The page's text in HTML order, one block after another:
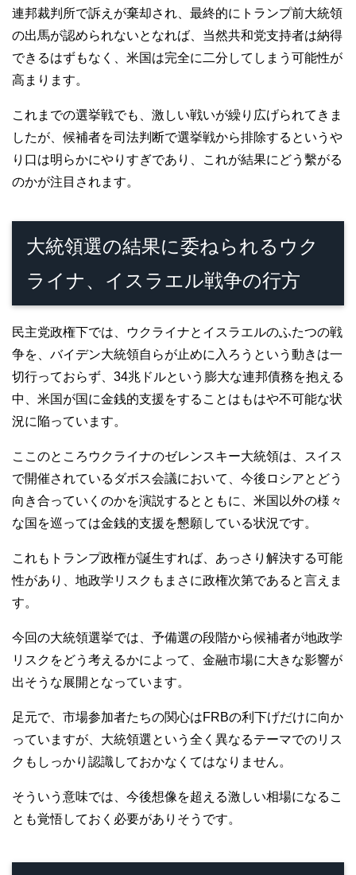
連邦裁判所で訴えが棄却され、最終的にトランプ前大統領
の出馬が認められないとなれば、当然共和党支持者は納得
できるはずもなく、米国は完全に二分してしまう可能性が
高まります。
これまでの選挙戦でも、激しい戦いが繰り広げられてきま
したが、候補者を司法判断で選挙戦から排除するというや
り口は明らかにやりすぎであり、これが結果にどう繫がる
のかが注目されます。
大統領選の結果に委ねられるウク
ライナ、イスラエル戦争の行方
民主党政権下では、ウクライナとイスラエルのふたつの戦
争を、バイデン大統領自らが止めに入ろうという動きは一
切行っておらず、34兆ドルという膨大な連邦債務を抱える
中、米国が国に金銭的支援をすることはもはや不可能な状
況に陥っています。
ここのところウクライナのゼレンスキー大統領は、スイス
で開催されているダボス会議において、今後ロシアとどう
向き合っていくのかを演説するとともに、米国以外の様々
な国を巡っては金銭的支援を懇願している状況です。
これもトランプ政権が誕生すれば、あっさり解決する可能
性があり、地政学リスクもまさに政権次第であると言えま
す。
今回の大統領選挙では、予備選の段階から候補者が地政学
リスクをどう考えるかによって、金融市場に大きな影響が
出そうな展開となっています。
足元で、市場参加者たちの関心はFRBの利下げだけに向か
っていますが、大統領選という全く異なるテーマでのリス
クもしっかり認識しておかなくてはなりません。
そういう意味では、今後想像を超える激しい相場になるこ
とも覚悟しておく必要がありそうです。